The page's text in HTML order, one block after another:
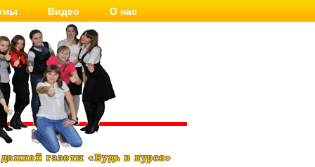
Видео О нас